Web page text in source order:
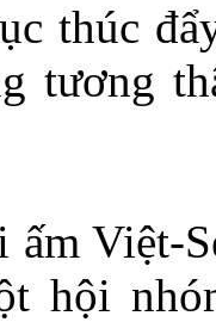
thúc
tương
Việt-
hội